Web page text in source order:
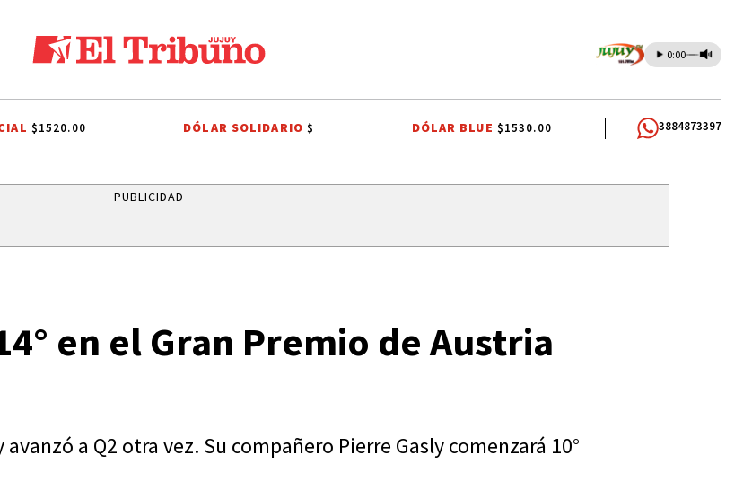
0:00
ROBO MILLONARIO CRIMEN PRIMERA NACIONAL COMUNIDADES INDÍGENAS AUTOMOVILISMO
$1520.00 DÓLAR SOLIDARIO$ DÓLAR BLUE $1530.00 3884873397
PUBLICIDAD
en el Gran Premio de Austria
a Q2 otra vez. Su compañero Pierre Gasly comenzará 10°